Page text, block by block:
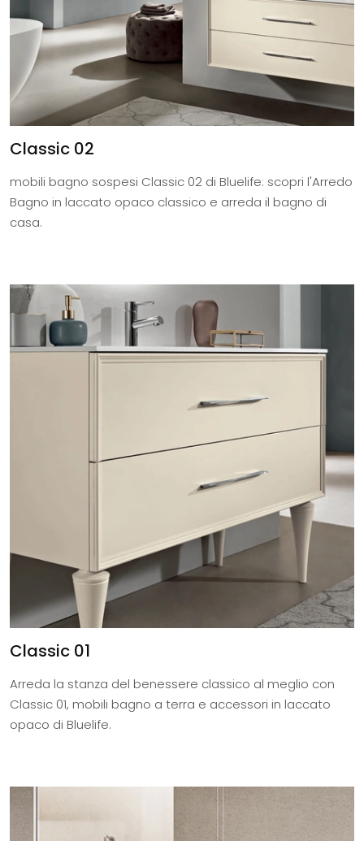
Classic 02
mobili bagno sospesi Classic 02 di Bluelife: scopri l'Arredo
Bagno in laccato opaco classico e arreda il bagno di
casa.
Classic 01
Arreda la stanza del benessere classico al meglio con
Classic 01, mobili bagno a terra e accessori in laccato
opaco di Bluelife.